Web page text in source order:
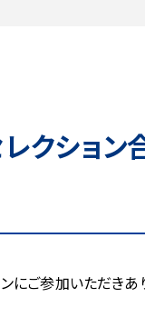
クショ
にご参加いただきあ